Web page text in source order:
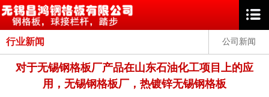
公司新闻
行业新闻
对于无锡钢格板厂产品在山东石油化工项目上的应
用，无锡钢格板厂，热镀锌无锡钢格板